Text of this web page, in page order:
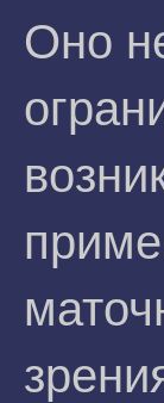
Оно